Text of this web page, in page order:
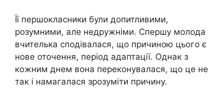
Її першокласники були допитливими,
розумними, але недружніми. Спершу молода
вчителька сподівалася, що причиною цього є
нове оточення, період адаптації. Однак з
кожним днем вона переконувалася, що це не
так і намагалася зрозуміти причину.